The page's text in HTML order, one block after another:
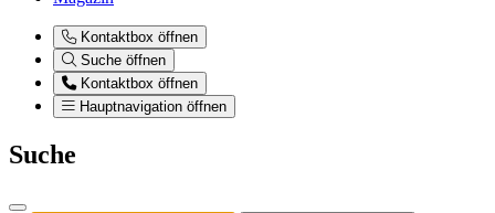
Kontaktbox öffnen
Suche öffnen
Kontaktbox öffnen
Hauptnavigation öffnen
Suche